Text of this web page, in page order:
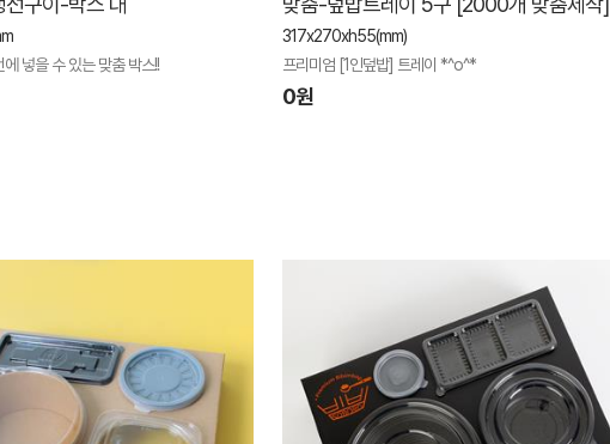
넣을 수 있는 맞춤 박스!!
317x270xh55(mm)
프리미엄 [1인덮밥] 트레이 *^o^*
0원